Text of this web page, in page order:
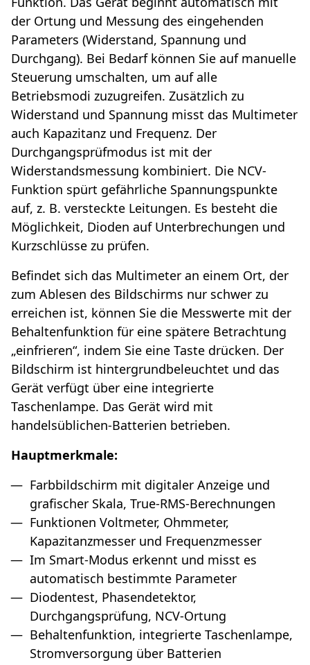
der Ortung und Messung des eingehenden
Parameters (Widerstand, Spannung und
Durchgang). Bei Bedarf können Sie auf manuelle
Steuerung umschalten, um auf alle
Betriebsmodi zuzugreifen. Zusätzlich zu
Widerstand und Spannung misst das Multimeter
auch Kapazitanz und Frequenz. Der
Durchgangsprüfmodus ist mit der
Widerstandsmessung kombiniert. Die NCV-
Funktion spürt gefährliche Spannungspunkte
auf, z. B. versteckte Leitungen. Es besteht die
Möglichkeit, Dioden auf Unterbrechungen und
Kurzschlüsse zu prüfen.
Befindet sich das Multimeter an einem Ort, der
zum Ablesen des Bildschirms nur schwer zu
erreichen ist, können Sie die Messwerte mit der
Behaltenfunktion für eine spätere Betrachtung
„einfrieren“, indem Sie eine Taste drücken. Der
Bildschirm ist hintergrundbeleuchtet und das
Gerät verfügt über eine integrierte
Taschenlampe. Das Gerät wird mit
handelsüblichen-Batterien betrieben.
Hauptmerkmale:
Farbbildschirm mit digitaler Anzeige und
grafischer Skala, True-RMS-Berechnungen
Funktionen Voltmeter, Ohmmeter,
Kapazitanzmesser und Frequenzmesser
Im Smart-Modus erkennt und misst es
automatisch bestimmte Parameter
Diodentest, Phasendetektor,
Durchgangsprüfung, NCV-Ortung
Behaltenfunktion, integrierte Taschenlampe,
Stromversorgung über Batterien